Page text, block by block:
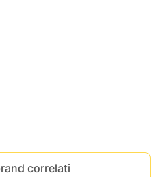
correlati